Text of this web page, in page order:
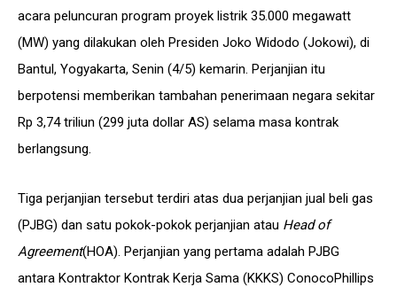
acara peluncuran program proyek listrik 35.000 megawatt
(MW) yang dilakukan oleh Presiden Joko Widodo (Jokowi), di
Bantul, Yogyakarta, Senin (4/5) kemarin. Perjanjian itu
berpotensi memberikan tambahan penerimaan negara sekitar
Rp 3,74 triliun (299 juta dollar AS) selama masa kontrak
berlangsung.
Tiga perjanjian tersebut terdiri atas dua perjanjian jual beli gas
(PJBG) dan satu pokok-pokok perjanjian atau Head of
Agreement(HOA). Perjanjian yang pertama adalah PJBG
antara Kontraktor Kontrak Kerja Sama (KKKS) ConocoPhillips